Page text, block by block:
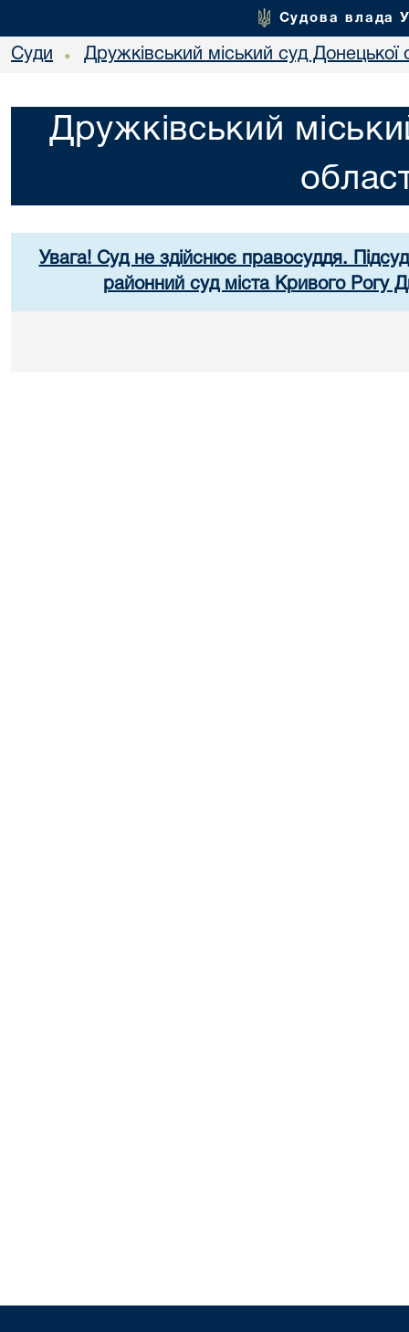
Судова влада
Суди • Дружківський міський суд Донецької
Дружківський
Увага! Суд не здійснює правосуддя.
районний суд міста Кривого Рогу